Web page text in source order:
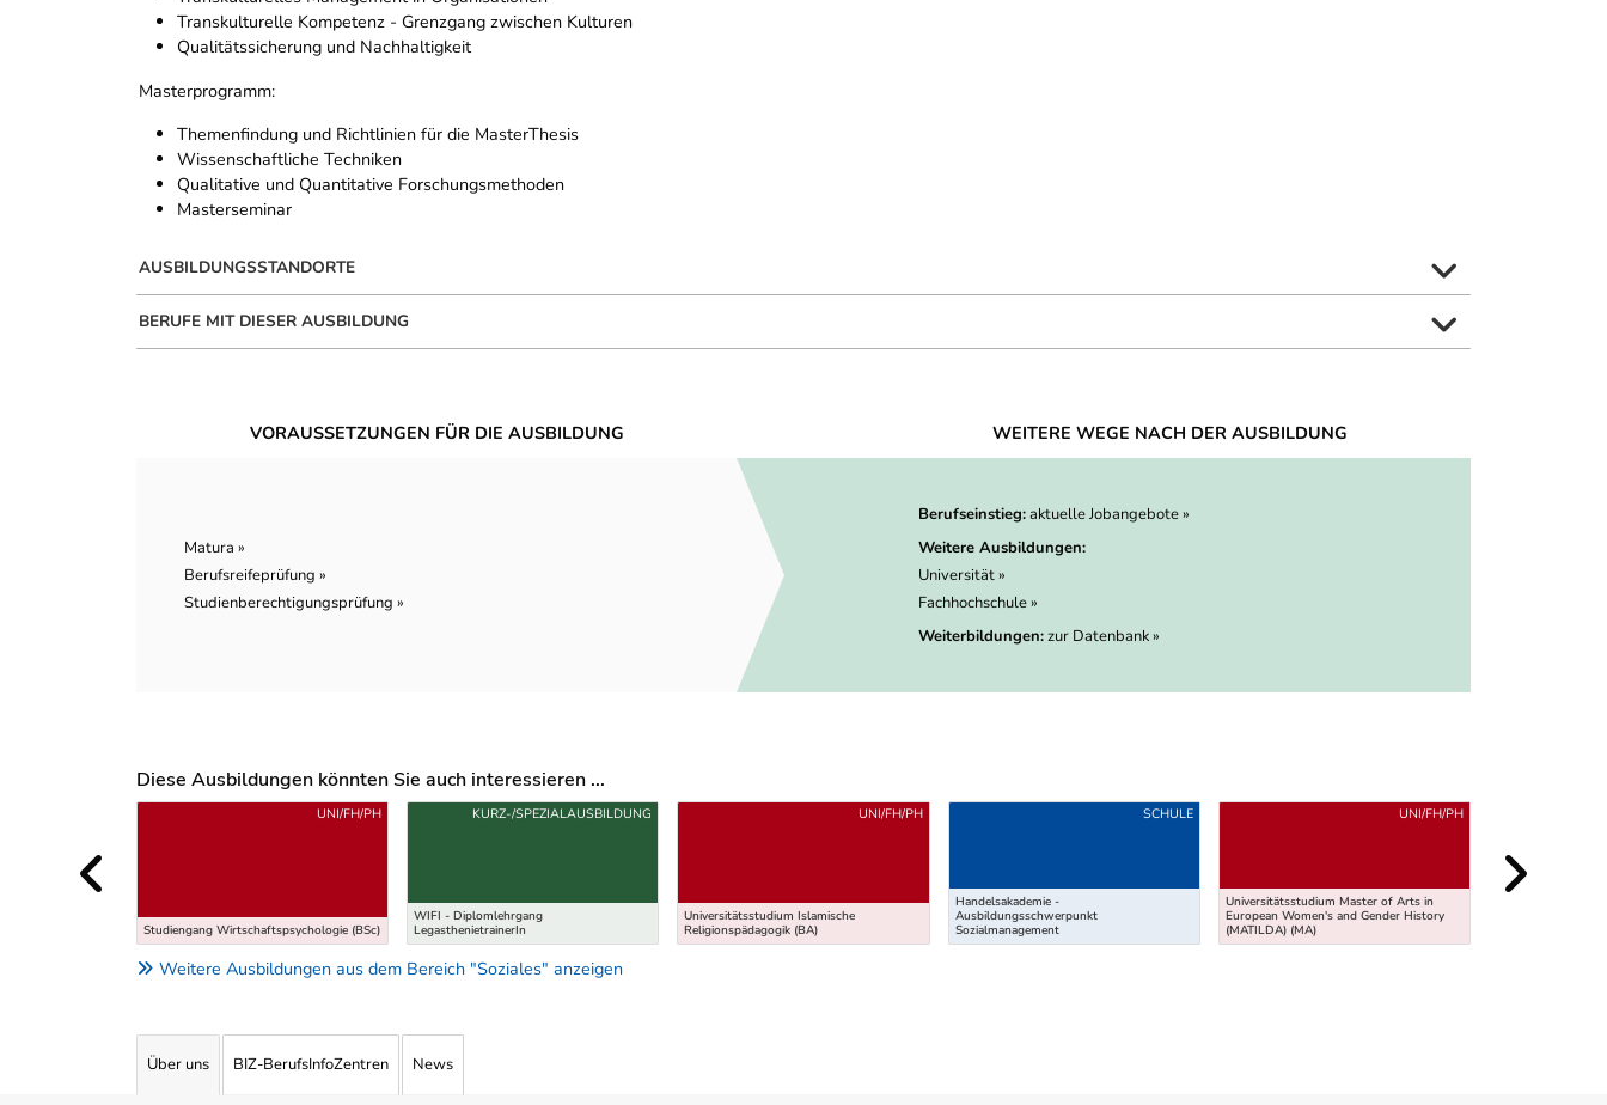
Transkulturelle Kompetenz - Grenzgang zwischen Kulturen
Qualitätssicherung und Nachhaltigkeit
Masterprogramm:
Themenfindung und Richtlinien für die MasterThesis
Wissenschaftliche Techniken
Qualitative und Quantitative Forschungsmethoden
Masterseminar
AUSBILDUNGSSTANDORTE
BERUFE MIT DIESER AUSBILDUNG
VORAUSSETZUNGEN FÜR DIE AUSBILDUNG
Matura »
Berufsreifeprüfung »
Studienberechtigungsprüfung »
WEITERE WEGE NACH DER AUSBILDUNG
Berufseinstieg:aktuelle Jobangebote »
Weitere Ausbildungen:
Universität »
Fachhochschule »
Weiterbildungen:zur Datenbank »
Diese Ausbildungen könnten Sie auch interessieren ...
Uber weitere Ausbildungsvorschläge
Studiengang Wirtschaftspsychologie (BSc)
UNI/FH/PH
WIFI - Diplomlehrgang
LegasthenietrainerIn
KURZ-/SPEZIALAUSBILDUNG
Universitätsstudium Islamische
Religionspädagogik (BA)
UNI/FH/PH
Handelsakademie -
Ausbildungsschwerpunkt
Sozialmanagement
SCHULE
Universitätsstudium Master of Arts in
European Women's and Gender History
(MATILDA) (MA)
UNI/FH/PH
Weitere Ausbildungen aus dem Bereich "Soziales" anzeigen
Über uns BIZ-BerufsInfoZentren News